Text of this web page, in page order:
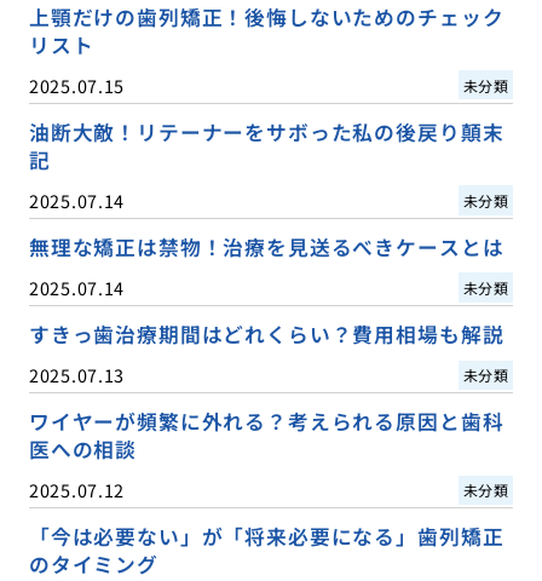
上顎だけの歯列矯正！後悔しないためのチェック
リスト
2025.07.15 未分類
油断大敵！リテーナーをサボった私の後戻り顛末
記
2025.07.14 未分類
無理な矯正は禁物！治療を見送るべきケースとは
2025.07.14 未分類
すきっ歯治療期間はどれくらい？費用相場も解説
2025.07.13 未分類
ワイヤーが頻繁に外れる？考えられる原因と歯科
医への相談
2025.07.12 未分類
「今は必要ない」が「将来必要になる」歯列矯正
のタイミング